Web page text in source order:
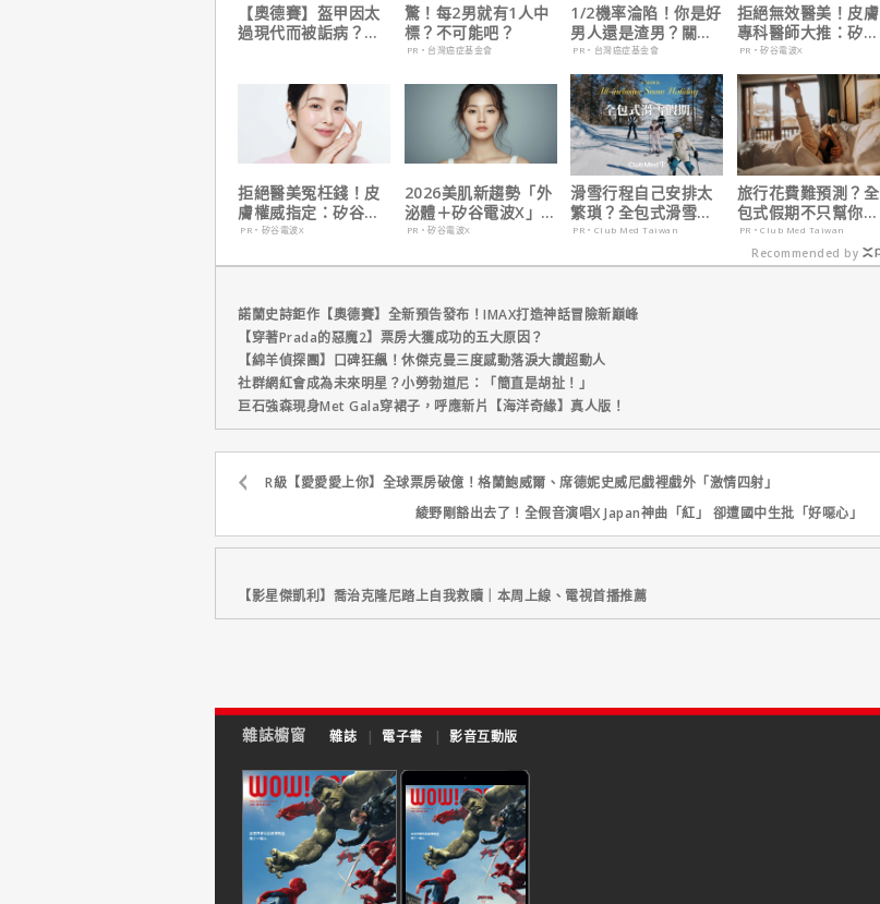
【奧德賽】盔甲因太
過現代而被詬病？導
驚！每2男就有1人中
標？不可能吧？
PR・台灣癌症基金會
1/2機率淪陷！你是好
男人還是渣男？關鍵
在這
PR・台灣癌症基金會
拒絕無效醫美！皮膚
專科醫師大推：矽谷
電波 X 讓肌膚由內而
外更強韌
PR・矽谷電波X
拒絕醫美冤枉錢！皮
膚權威指定：矽谷電
波 X 由內而外養出逆
PR・矽谷電波X
2026美肌新趨勢「外
泌體＋矽谷電波X」聯
手，開啟高階養膚新
PR・矽谷電波X
滑雪行程自己安排太
繁瑣？全包式滑雪假
期：出門即雪場，一
表！
PR・Club Med Taiwan
旅行花費難預測？全
包式假期不只幫你省
預算更省精力！
PR・Club Med Taiwan
Recommended by
諾蘭史詩鉅作【奧德賽】全新預告發布！IMAX打造神話冒險新巔峰
【穿著Prada的惡魔2】票房大獲成功的五大原因？
【綿羊偵探團】口碑狂飆！休傑克曼三度感動落淚大讚超動人
社群網紅會成為未來明星？小勞勃道尼：「簡直是胡扯！」
巨石強森現身Met Gala穿裙子，呼應新片【海洋奇緣】真人版！
R級【愛愛愛上你】全球票房破億！格蘭鮑威爾、席德妮史威尼戲裡戲外「激情四射」
綾野剛豁出去了！全假音演唱X Japan神曲「紅」 卻遭國中生批「好噁心」
【影星傑凱利】喬治克隆尼踏上自我救贖｜本周上線、電視首播推薦
雜誌櫥窗 雜誌 | 電子書 | 影音互動版